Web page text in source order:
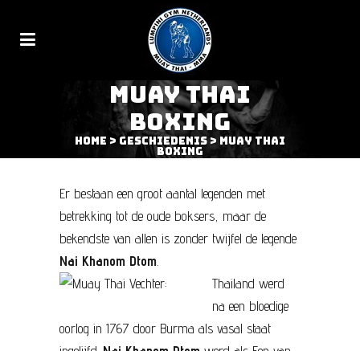
MUAY THAI
BOXING
Home > Geschiedenis> Muay Thai
Boxing
Er bestaan een groot aantal legenden met
betrekking tot de oude boksers, maar de
bekendste van allen is zonder twijfel de legende
Nai Khanom Dtom
Thailand werd
na een bloedige
oorlog in 1767 door Burma als vasal staat